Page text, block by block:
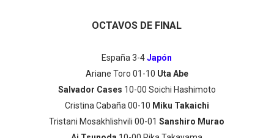
OCTAVOS DE FINAL
España 3-4Japón
Ariane Toro 01-10 Uta Abe
Salvador Cases 10-00 Soichi Hashimoto
Cristina Cabaña 00-10 Miku Takaichi
Tristani Mosakhlishvili 00-01Sanshiro Murao